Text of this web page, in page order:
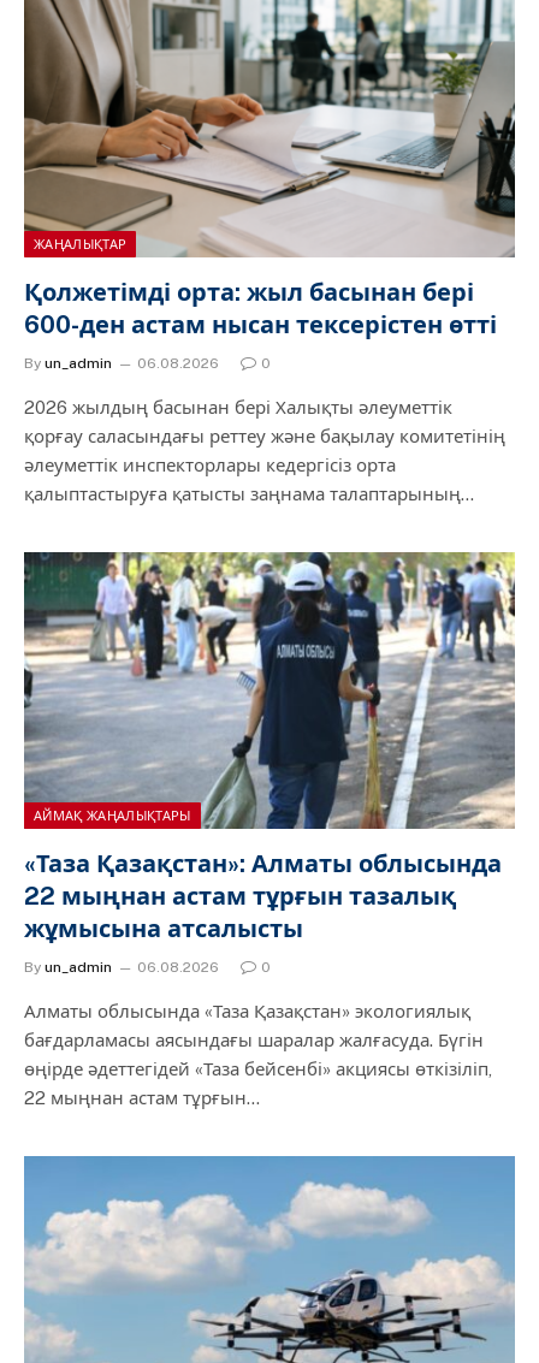
ЖАҢАЛЫҚТАР
Қолжетімді орта: жыл басынан бері
600-ден астам нысан тексерістен өтті
By un_admin 06.08.2026 0
2026 жылдың басынан бері Халықты әлеуметтік
қорғау саласындағы реттеу және бақылау комитетінің
әлеуметтік инспекторлары кедергісіз орта
қалыптастыруға қатысты заңнама талаптарының…
АЙМАҚ ЖАҢАЛЫҚТАРЫ
«Таза Қазақстан»: Алматы облысында
22 мыңнан астам тұрғын тазалық
жұмысына атсалысты
By un_admin 06.08.2026 0
Алматы облысында «Таза Қазақстан» экологиялық
бағдарламасы аясындағы шаралар жалғасуда. Бүгін
өңірде әдеттегідей «Таза бейсенбі» акциясы өткізіліп,
22 мыңнан астам тұрғын…